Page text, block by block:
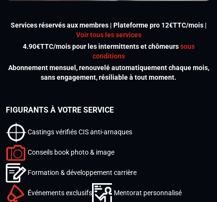
Services réservés aux membres | Plateforme pro 12€TTC/mois |
Voir tous les services
4.90€TTC/mois pour les intermittents et chômeurssous
conditions
Abonnement mensuel, renouvelé automatiquement chaque mois,
sans engagement, résiliable à tout moment.
FIGURANTS À VOTRE SERVICE
Castings vérifiés CIS anti-arnaques
Conseils book photo & image
Formation & développement carrière
Événements exclusifs Mentorat personnalisé